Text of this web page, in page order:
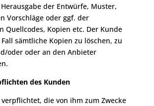
der Entwürfe, Muster,
Vorschläge oder ggf. der
Quellcodes, Kopien etc. Der Kunde
sämtliche Kopien zu löschen, zu
oder oder an den Anbieter
des Kunden
die von ihm zum Zwecke